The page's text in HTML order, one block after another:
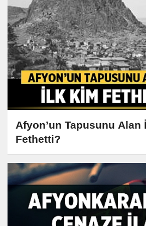
Afyon’un Tapusunu
Fethetti?